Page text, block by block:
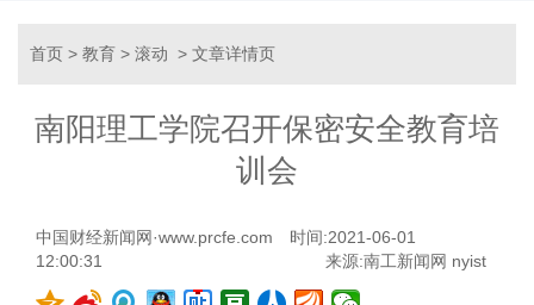
首页 > 教育 > 滚动 > 文章详情页
南阳理工学院召开保密安全教育培
训会
中国财经新闻网·www.prcfe.com
时间:2021-06-01
12:00:31
来源:南工新闻网 nyist